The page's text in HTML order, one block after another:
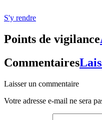
S'y rendre
Points de vigilance
Commentaires
Laisser un commentaire
Votre adresse e-mail ne sera